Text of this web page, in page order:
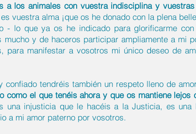
a los animales con vuestra indisciplina y
vuestra alma ¡que os he donado con la plena
- lo que ya os he indicado para glorificarme
y de haceros participar ampliamente a mi
para manifestar a vosotros mi único deseo de
confiado tendréis también un respeto lleno de
como el que tenéis ahora y que os mantiene
una injusticia que le hacéis a la Justicia, es
a mi amor paterno por vosotros.